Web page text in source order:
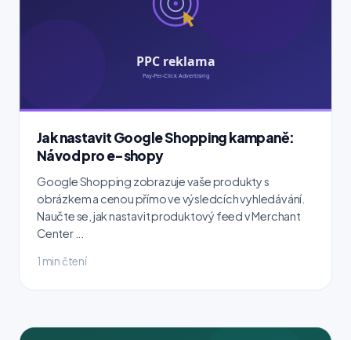
Jak nastavit Google Shopping kampaně:
Návod pro e-shopy
Google Shopping zobrazuje vaše produkty s
obrázkem a cenou přímo ve výsledcích vyhledávání.
Naučte se, jak nastavit produktový feed v Merchant
Center ...
1 min čtení